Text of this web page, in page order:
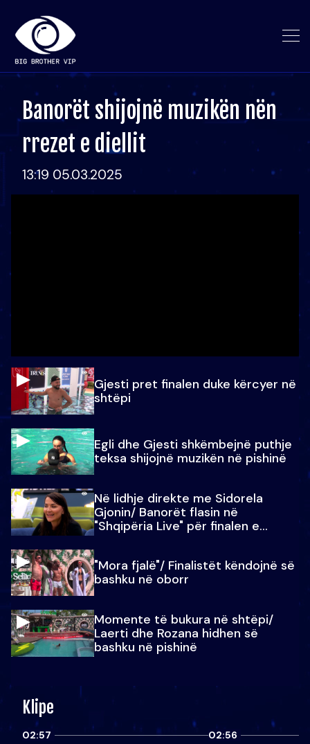
Banorët shijojnë muzikën nën
rrezet e diellit
13:19 05.03.2025
Gjesti pret finalen duke kërcyer në
shtëpi
Egli dhe Gjesti shkëmbejnë puthje
teksa shijojnë muzikën në pishinë
Në lidhje direkte me Sidorela
Gjonin/ Banorët flasin në
"Shqipëria Live" për finalen e
"Mora fjalë"/ Finalistët këndojnë së
bashku në oborr
Momente të bukura në shtëpi/
Laerti dhe Rozana hidhen së
bashku në pishinë
Klipe
02:57 02:56